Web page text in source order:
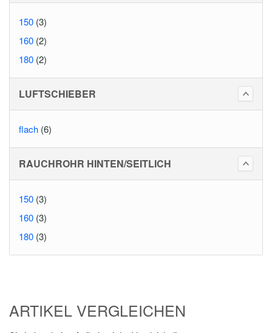
150 (3)
160 (2)
180 (2)
LUFTSCHIEBER
flach (6)
RAUCHROHR HINTEN/SEITLICH
150 (3)
160 (3)
180 (3)
ARTIKEL VERGLEICHEN